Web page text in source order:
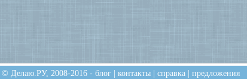
© Делаю.РУ, 2008-2016 - блог | контакты | справка | предложения